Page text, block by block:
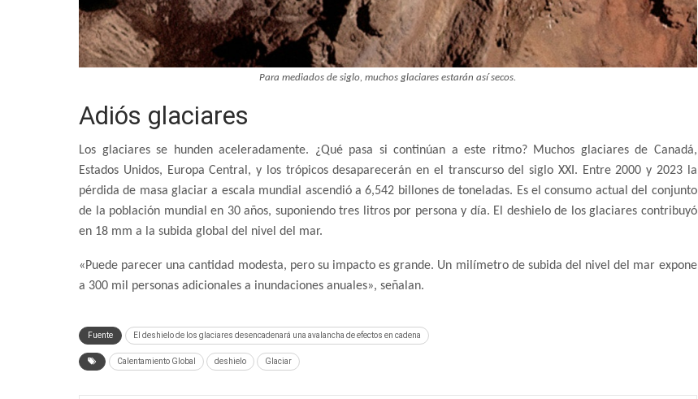
Para mediados de siglo, muchos glaciares estarán así secos.
Adiós glaciares
Los glaciares se hunden aceleradamente. ¿Qué pasa si continúan a este ritmo? Muchos glaciares de Canadá,
Estados Unidos, Europa Central, y los trópicos desaparecerán en el transcurso del siglo XXI. Entre 2000 y 2023 la
pérdida de masa glaciar a escala mundial ascendió a 6,542 billones de toneladas. Es el consumo actual del conjunto
de la población mundial en 30 años, suponiendo tres litros por persona y día. El deshielo de los glaciares contribuyó
en 18 mm a la subida global del nivel del mar.
«Puede parecer una cantidad modesta, pero su impacto es grande. Un milímetro de subida del nivel del mar expone
a 300 mil personas adicionales a inundaciones anuales», señalan.
Fuente El deshielo de los glaciares desencadenará una avalancha de efectos en cadena
Calentamiento Global deshielo Glaciar